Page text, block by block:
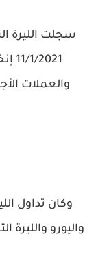
سجلت الليرة
والعملات
وكان تداول
واليورو والليرة